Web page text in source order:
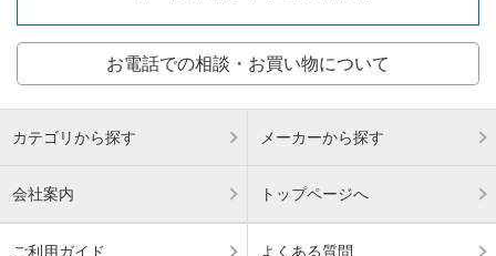
お電話での相談・お買い物について
カテゴリから探す メーカーから探す
会社案内 トップページへ
ご利用ガイド よくある質問